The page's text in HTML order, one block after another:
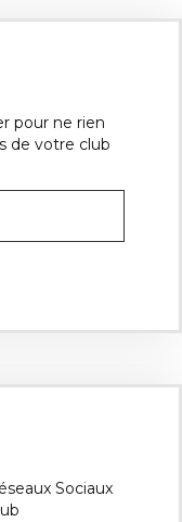
pour ne rien
de votre club
Sociaux